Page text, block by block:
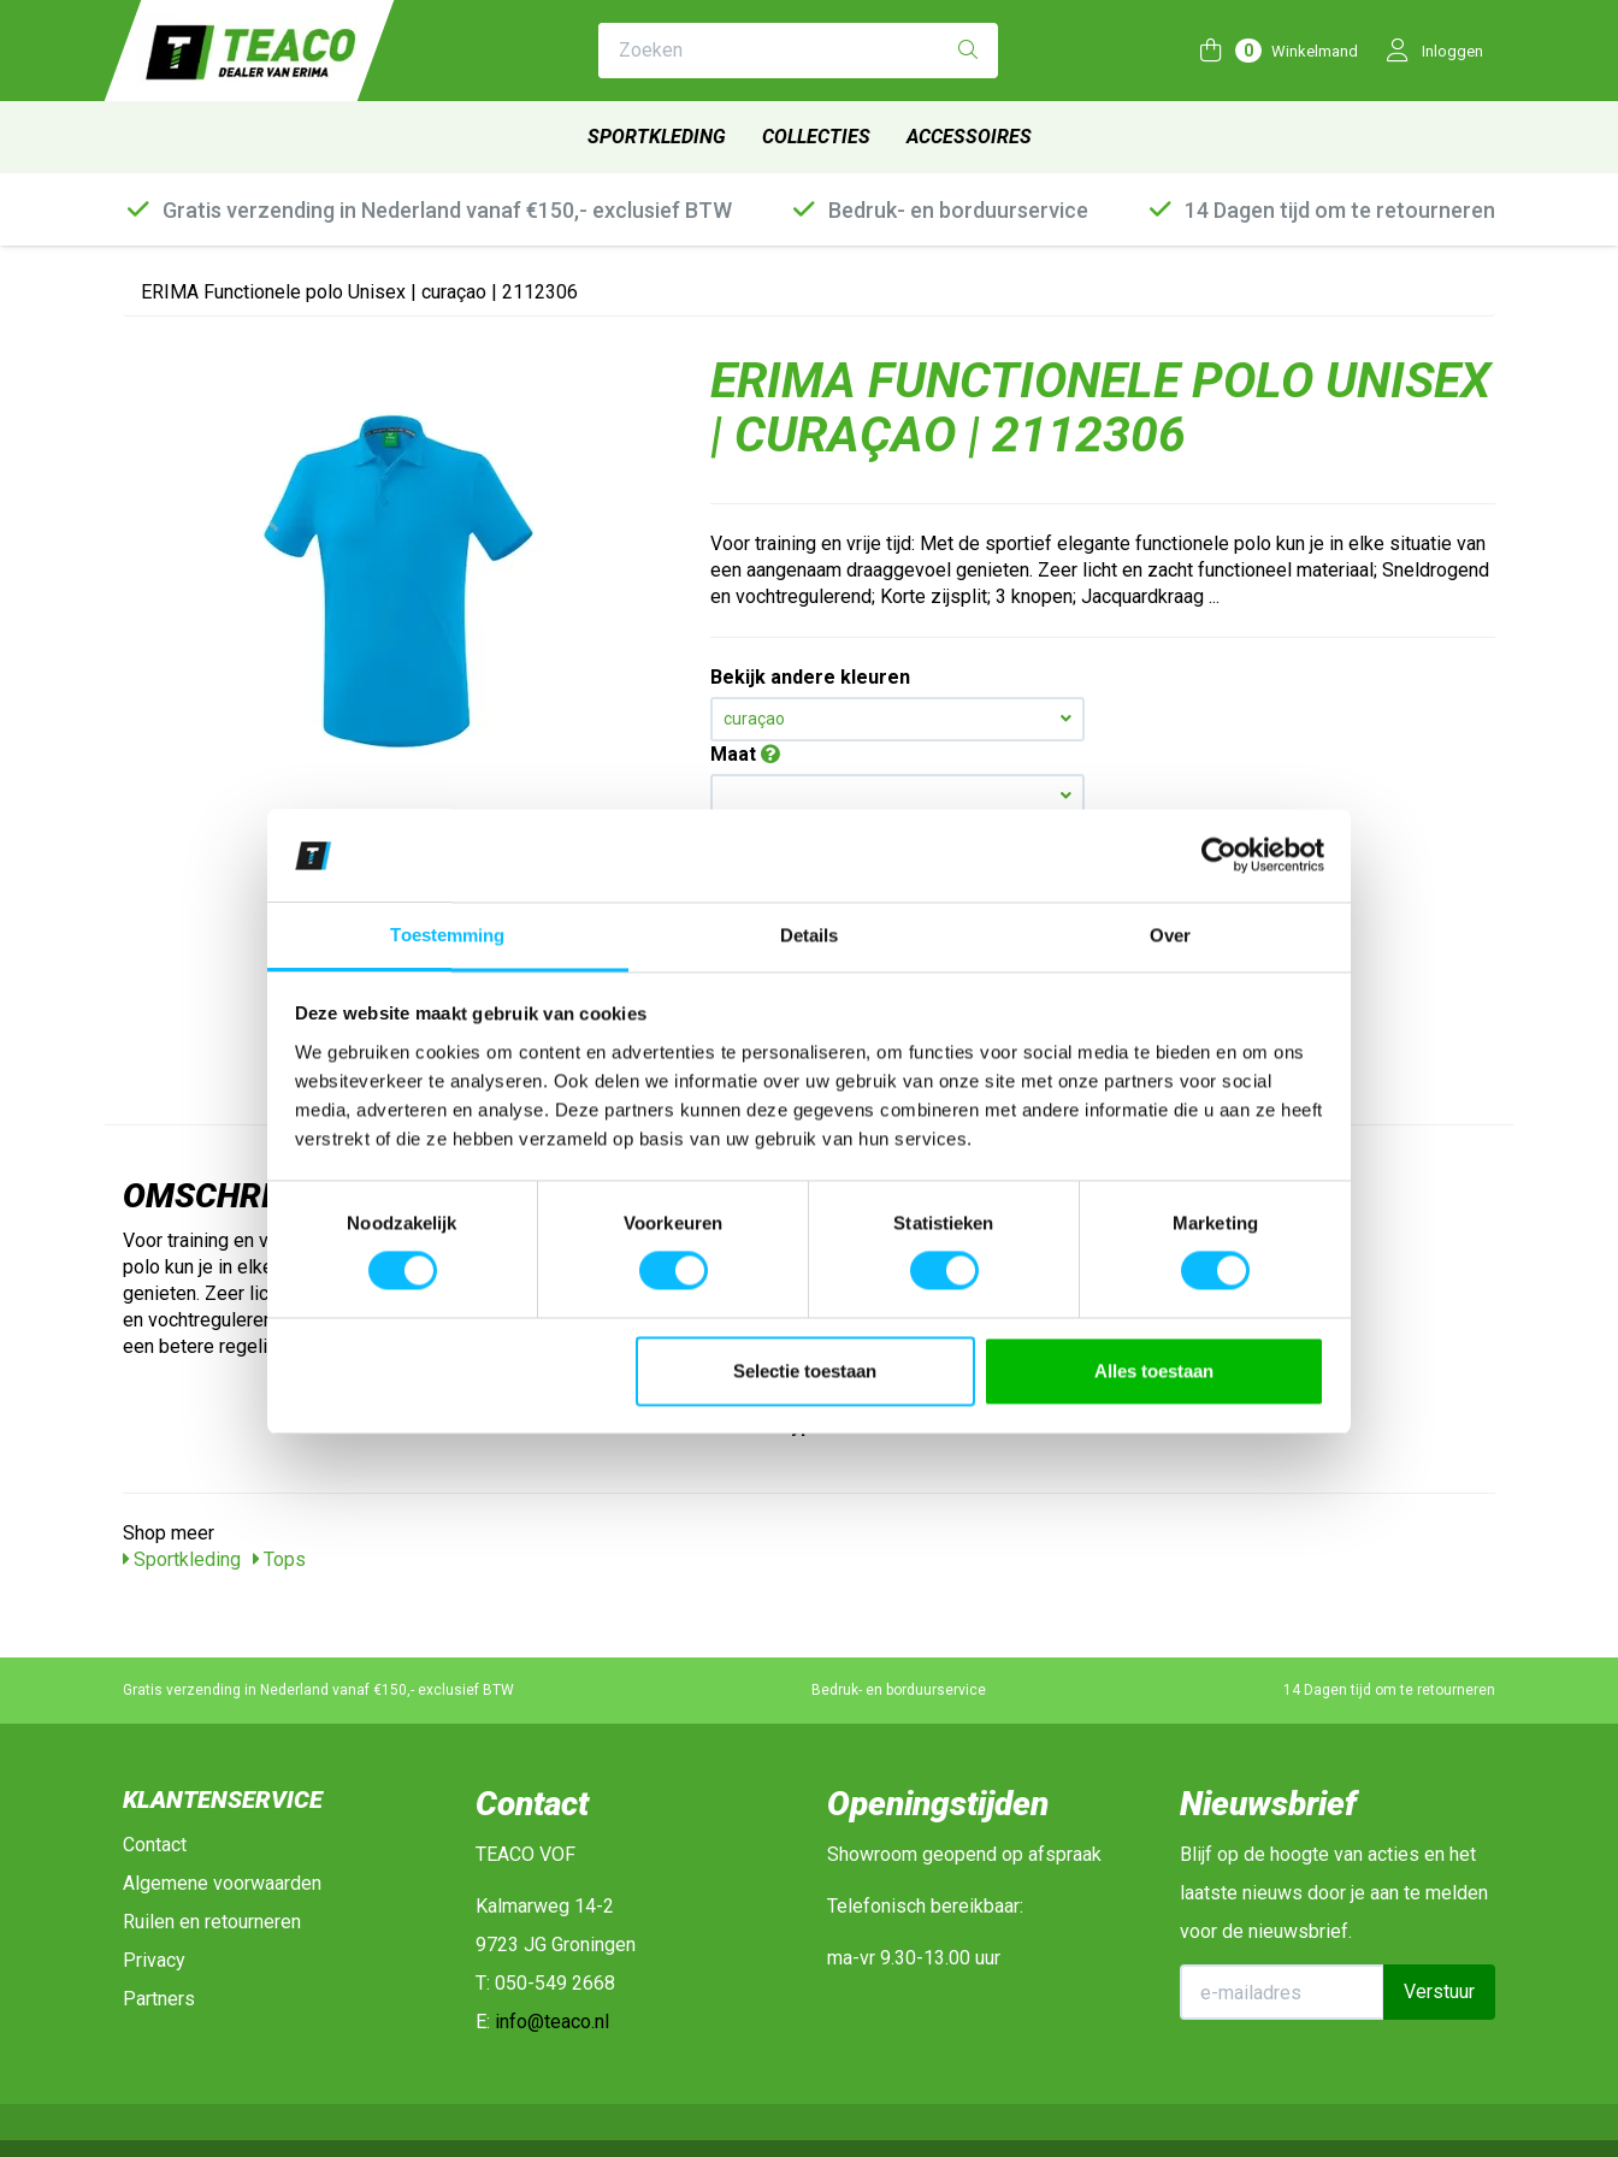
Toestemming Details Over
Deze website maakt gebruik van cookies
We gebruiken cookies om content en advertenties te personaliseren, om functies voor social media te bieden en om ons
websiteverkeer te analyseren. Ook delen we informatie over uw gebruik van onze site met onze partners voor social
media, adverteren en analyse. Deze partners kunnen deze gegevens combineren met andere informatie die u aan ze heeft
verstrekt of die ze hebben verzameld op basis van uw gebruik van hun services.
Noodzakelijk
Voorkeuren Statistieken Marketing
Selectie toestaan Alles toestaan
0 Winkelmand Inloggen
SPORTKLEDING COLLECTIES ACCESSOIRES
Gratis verzending in Nederland vanaf €150,- exclusief BTW Bedruk- en borduurservice 14 Dagen tijd om te retourneren
ERIMA Functionele polo Unisex | curaçao | 2112306
ERIMA FUNCTIONELE POLO UNISEX
| CURAÇAO | 2112306
Voor training en vrije tijd: Met de sportief elegante functionele polo kun je in elke situatie van
een aangenaam draaggevoel genieten. Zeer licht en zacht functioneel materiaal; Sneldrogend
en vochtregulerend; Korte zijsplit; 3 knopen; Jacquardkraag ...
Bekijk andere kleuren
curaçao
Maat
*Gratis verzending vanaf €150,- exclusief BTW
OMSCHRIJVING
Voor training en vrije tijd: Met de sportief elegante functionele
polo kun je in elke situatie van een aangenaam draaggevoel
genieten. Zeer licht en zacht functioneel materiaal; Sneldrogend
en vochtregulerend; Korte zijsplit; 3 knopen; Jacquardkraag voor
een betere regeling van de lichaamstemperatuur in de nek
Erima
Model
2112301pu
Materiaal
Materiaal: 100% gerecycled polyester
Sport
Type groep
Tops
Shop meer
Sportkleding
Tops
Gratis verzending in Nederland vanaf €150,- exclusief BTW Bedruk- en borduurservice 14 Dagen tijd om te retourneren
KLANTENSERVICE
Contact
Algemene voorwaarden
Ruilen en retourneren
Privacy
Partners
Contact
TEACO VOF
Kalmarweg 14-2
9723 JG Groningen
T: 050-549 2668
E: info@teaco.nl
Openingstijden
Showroom geopend op afspraak
Telefonisch bereikbaar:
ma-vr 9.30-13.00 uur
Nieuwsbrief
Blijf op de hoogte van acties en het
laatste nieuws door je aan te melden
voor de nieuwsbrief.
Verstuur